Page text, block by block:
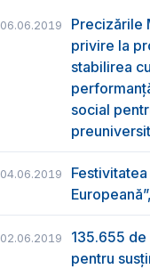
06.06.2019
Precizările
privire la
stabilirea
social
04.06.2019
02.06.2019
135.655
pentru